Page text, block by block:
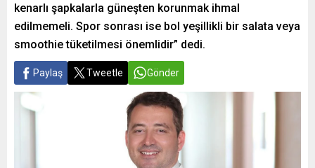
kenarlı şapkalarla güneşten korunmak ihmal
edilmemeli. Spor sonrası ise bol yeşillikli bir salata veya
smoothie tüketilmesi önemlidir” dedi.
Paylaş Tweetle Gönder